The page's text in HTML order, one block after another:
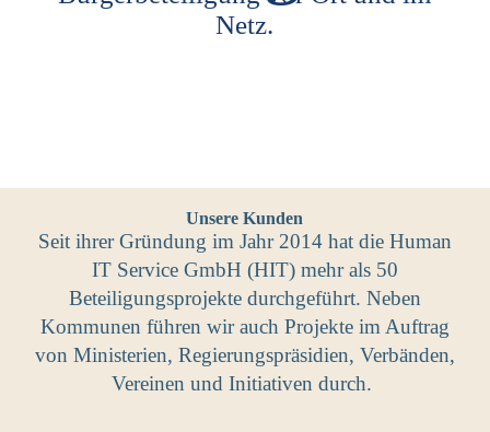
Netz.
Unsere Kunden
Seit ihrer Gründung im Jahr 2014 hat die Human
IT Service GmbH (HIT) mehr als 50
Beteiligungsprojekte durchgeführt. Neben
Kommunen führen wir auch Projekte im Auftrag
von Ministerien, Regierungspräsidien, Verbänden,
Vereinen und Initiativen durch.